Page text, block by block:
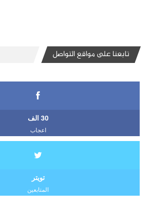
تابعنا على مواقع التواصل
30 الف
اعجاب
تويتر
المتابعين